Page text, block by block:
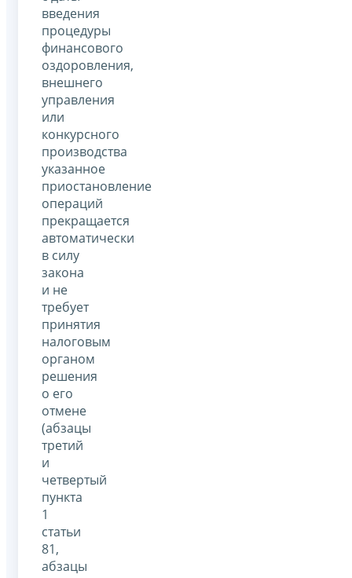
введения
процедуры
финансового
оздоровления,
внешнего
управления
или
конкурсного
производства
указанное
приостановление
операций
прекращается
автоматически
в силу
закона
и не
требует
принятия
налоговым
органом
решения
о его
отмене
(абзацы
третий
и
четвертый
пункта
1
статьи
81,
абзацы